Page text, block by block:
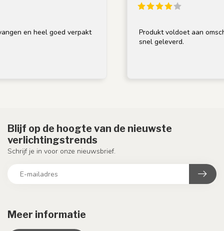
en heel goed verpakt
Produkt voldoet aan
snel geleverd.
Meer informatie
Blijf op de hoogte van de nieuwste
verlichtingstrends
Schrijf je in voor onze nieuwsbrief.